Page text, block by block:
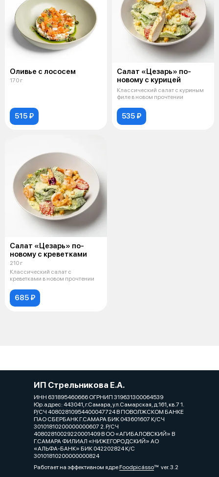
Оливье с лососем
170 г
515 ₽
Салат «Цезарь» по-
новому с курицей
Классический салат с куриным
филе в новом прочтении
535 ₽
Салат «Цезарь» по-
новому с креветками
210 г
Классический салат с
креветками в новом прочтении
685 ₽
ИП Стрельникова Е.А.
ИНН 631895460666 ОГРНИП 319631300064539
Юр.адрес: 443041, г.Самара, ул.Самарская, д.161, кв.7 1.
Р/СЧ 40802810954400047724 В ПОВОЛЖСКОМ БАНКЕ
ПАО СБЕРБАНК Г.САМАРА БИК 043601607 К/СЧ
30101810200000000607 2. Р/СЧ
40802810029220001409 В ОО «АГИБАЛОВСКИЙ» В
Г.САМАРА ФИЛИАЛ «НИЖЕГОРОДСКИЙ» АО
«АЛЬФА-БАНК» БИК 042202824 К/С
30101810200000000824
Работает на эффективном ядреFoodpicássover. 3.2